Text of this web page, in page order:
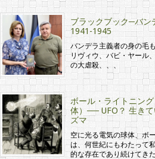
ブラックブック─バン
1941-1945
バンデラ主義者の身の毛
リヴィウ、バビ・ヤール
の大虐殺、、、
ボール・ライトニン
体）── UFO？ 生き
ズマ
空に光る電気の球体、ボ
は、何世紀にもわたって
的な存在であり続けてきた